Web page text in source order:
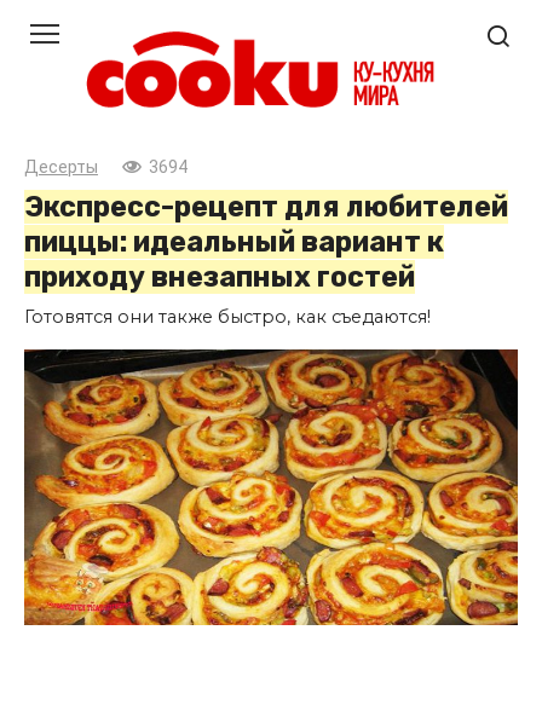
контенту
Десерты 3694
Экспресс-рецепт для любителей
пиццы: идеальный вариант к
приходу внезапных гостей
Готовятся они также быстро, как съедаются!